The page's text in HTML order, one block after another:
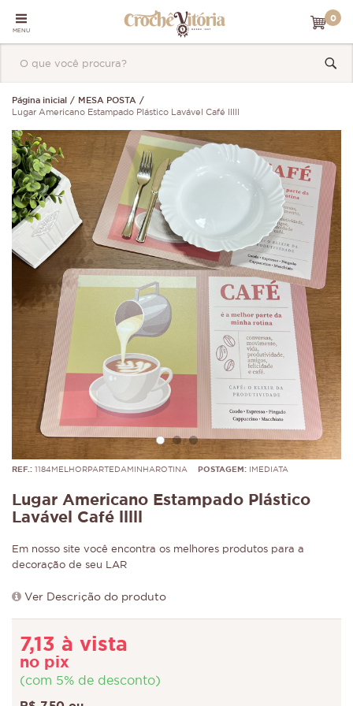
MENU
0
Página inicial
MESA POSTA
Lugar Americano Estampado Plástico Lavável Café lllll
REF.: 1184MELHORPARTEDAMINHAROTINA POSTAGEM: IMEDIATA
Lugar Americano Estampado Plástico
Lavável Café lllll
Em nosso site você encontra os melhores produtos para a
decoração de seu LAR
Ver Descrição do produto
7,13 à vista
no pix
(com 5% de desconto)